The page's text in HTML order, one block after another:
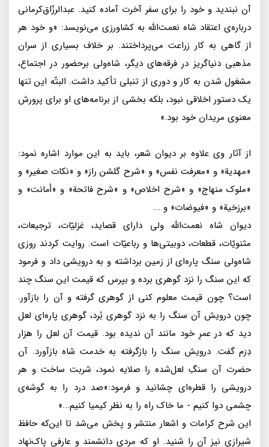
آن نبنديد و خود را براى سفر آخرت آماده كنيد. عبدالرزّاق‌كرمانى
درباره‌ی اعتقاد شاه نعمت‌الله به كشاورزى مى‌نويسد: «و خود هر
از گاهى به كار زراعت مى‌پرداختند. بر خلاف بسيارى از سران
مذهبى دنياگريز در فرقه‌هاى ديگر، شاه‌ولى برحضور در اجتماع،
مشغول شدن به كار و دورى از تنبلى تأكيد داشت. البتّه اين تنها
يک دستور اخلاقى نبود، بلكه بخشى از برنامه‌هاى او براى پرورش
معنوى مريدان خود بود.»
از آثار وى علاوه بر ديوان شعر، بايد به اين موارد اشاره نمود:
«مهدية» و «معرفت نفس» و «شرح گلشن راز» و «نكات صغير» و
«ملوک منهاج» و «شرح اخلاص» و «شرح فاتحة» و «أمانت» و
«برزخية» و «فيوضات» و ...
ديوان شاه نعمت‌الله ولى داراى قصايد، غزليّات، ترجيعات،
مثنويّات، قطعات، دوبيتى‌ها و رباعيّات است. روايت كردند روزى
شاه‌ولى سنگ پاره‌اى از زمين برداشته و به درويشى داد و فرمود
كه اين سنگ را نزد گوهرى برده و بپرس كه قيمت اين سنگ چند
است؟ چون قيمت معلوم كنى از گوهرى گرفته و آن را بازآور.
چون درويش آن سنگ را به نزد گوهرى بُرد، گوهرى پاره‌اى لعل
ديد كه در عمرِ خود مانند آن نديده بود. قيمت آن لعل را هزار
دِرَم گفت. درويش سنگ را بازگرفته به خدمت شاه بازآورد. آن
حضرت آن سنگِ لعل‌شده را صلايه نمود، شربت ساخت و هر
درويشى را قطره‌اى چشانيد و فرمود:«صد درد را به گوشه‌ى
چشمى دوا كنيم - ما خاک راه را به نظر كيميا كنيم...»
اين شرح كرامات و اشعار منتشر و پخش مى‌شد تا اين‌كه حافظ
شيرازى نيز آن را شنيد. او كه مردى دانشمند و عارفى پاک‌نهاد